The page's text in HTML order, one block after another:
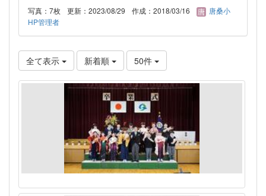
写真：7枚 更新：2023/08/29 作成：2018/03/16
唐桑小
HP管理者
全て表示 新着順 50件